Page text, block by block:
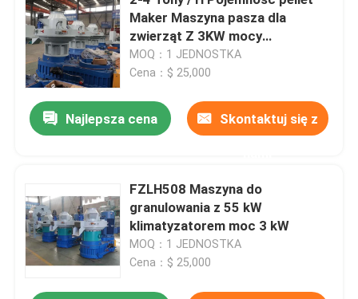
Maker Maszyna pasza dla
zwierząt Z 3KW mocy
klimatyzatora 0,75KW
MOQ：1 JEDNOSTKA
Cena：$ 25,000
Najlepsza cena Skontaktuj się z
FZLH508 Maszyna do
granulowania z 55 kW
klimatyzatorem moc 3 kW
MOQ：1 JEDNOSTKA
Cena：$ 25,000